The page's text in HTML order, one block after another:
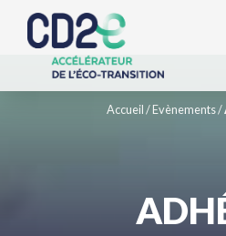
Accueil/Evènements/